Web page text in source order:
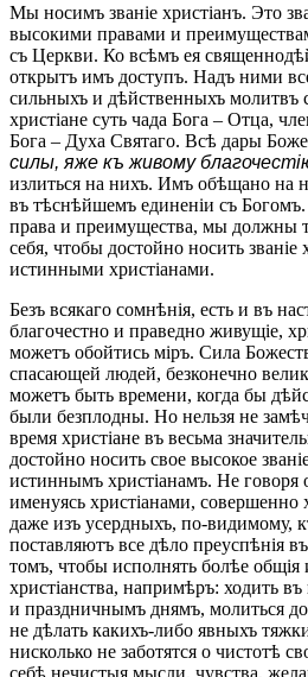
Мы носимъ званіе христіанъ. Это
высокими правами и
съ Церкви. Ко всѣмъ ея
открытъ имъ доступъ. Надъ ними
сильныхъ и дѣйственныхъ молитвъ
христіане суть чада Бога – Отца,
Бога – Духа Святаго. Всѣ дары
силы, яже къ живому
излиться на нихъ. Имъ обѣщано на
въ тѣснѣйшемъ единеніи съ
права и преимущества, мы должны
себя, чтобы достойно носить званіе
истинными христіанами.
Безъ всякаго сомнѣнія, есть и въ
благочестно и праведно живущіе,
можетъ обойтись міръ. Сила
спасающей людей, безконечно
можетъ быть времени, когда бы
были безплодны. Но нельзя не
время христіане въ весьма
достойно носить свое высокое
истиннымъ христіанамъ. Не говоря
именуясь христіанами, совершенно
даже изъ усердныхъ, по-видимому,
поставляютъ все дѣло преуспѣнія
томъ, чтобы исполнять болѣе общія
христіанства, напримѣръ: ходить
и праздничнымъ днямъ, молиться
не дѣлать какихъ-либо явныхъ
нисколько не заботятся о чистотѣ
себѣ нечистыя мысли, чувства,